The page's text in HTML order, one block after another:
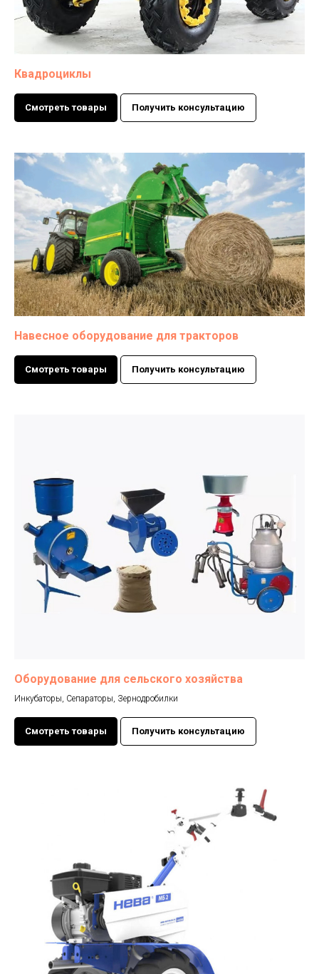
Квадроциклы
Смотреть товары Получить консультацию
Навесное оборудование для тракторов
Смотреть товары Получить консультацию
Оборудование для сельского хозяйства
Инкубаторы, Cепараторы, Зернодробилки
Смотреть товары Получить консультацию